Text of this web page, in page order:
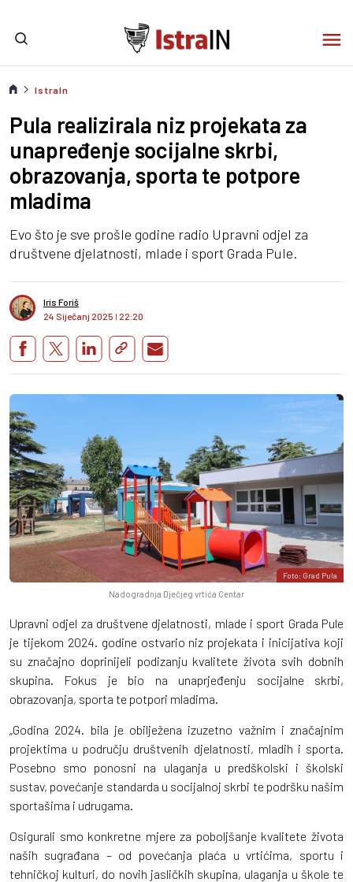
IstraIn
Pula realizirala niz projekata za
unapređenje socijalne skrbi,
obrazovanja, sporta te potpore
mladima
Evo što je sve prošle godine radio Upravni odjel za
društvene djelatnosti, mlade i sport Grada Pule.
Iris Foriš
24 Siječanj 2025 I 22:20
Foto: Grad Pula
Nadogradnja Dječjeg vrtića Centar
Upravni odjel za društvene djelatnosti, mlade i sport Grada Pule
je tijekom 2024. godine ostvario niz projekata i inicijativa koji
su značajno doprinijeli podizanju kvalitete života svih dobnih
skupina. Fokus je bio na unaprjeđenju socijalne skrbi,
obrazovanja, sporta te potpori mladima.
„Godina 2024. bila je obilježena izuzetno važnim i značajnim
projektima u području društvenih djelatnosti, mladih i sporta.
Posebno smo ponosni na ulaganja u predškolski i školski
sustav, povećanje standarda u socijalnoj skrbi te podršku našim
sportašima i udrugama.
Osigurali smo konkretne mjere za poboljšanje kvalitete života
naših sugrađana – od povećanja plaća u vrtićima, sportu i
tehničkoj kulturi, do novih jasličkih skupina, ulaganja u škole te